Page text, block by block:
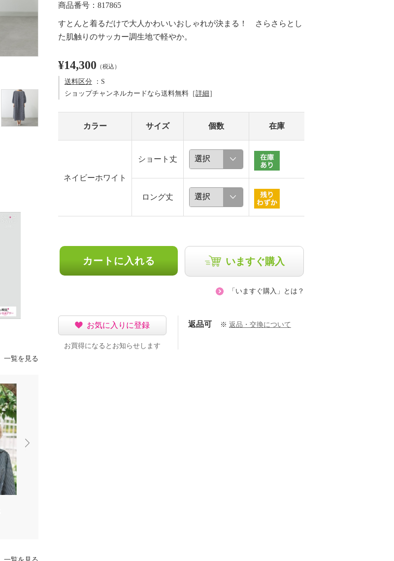
一覧を見る
商品番号：817865
すとんと着るだけで大人かわいいおしゃれが決まる！ さらさらとし
た肌触りのサッカー調生地で軽やか。
¥14,300 （税込）
送料区分 ：S
ショップチャンネルカードなら送料無料［詳細 ］
カラー サイズ 個数 在庫
ネイビーホワイト
ショート丈
ロング丈
カートに入れる いますぐ購入
「いますぐ購入」とは？
お気に入りに登録
お買得になるとお知らせします
返品可 ※ 返品・交換について